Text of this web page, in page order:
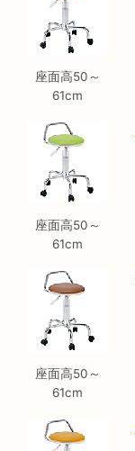
座面高50～
61cm
座面高50～
61cm
座面高50～
61cm